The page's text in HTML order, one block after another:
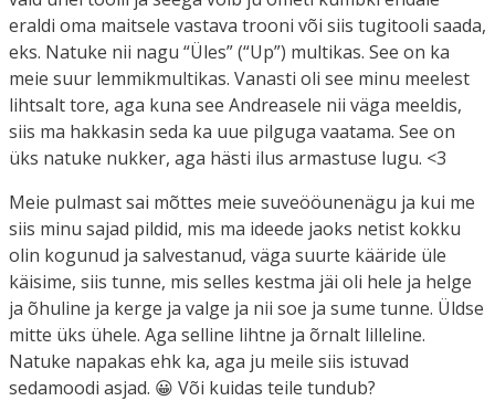
eraldi oma maitsele vastava trooni või siis tugitooli saada,
eks. Natuke nii nagu “Üles” (“Up”) multikas. See on ka
meie suur lemmikmultikas. Vanasti oli see minu meelest
lihtsalt tore, aga kuna see Andreasele nii väga meeldis,
siis ma hakkasin seda ka uue pilguga vaatama. See on
üks natuke nukker, aga hästi ilus armastuse lugu. <3
Meie pulmast sai mõttes meie suveööunenägu ja kui me
siis minu sajad pildid, mis ma ideede jaoks netist kokku
olin kogunud ja salvestanud, väga suurte kääride üle
käisime, siis tunne, mis selles kestma jäi oli hele ja helge
ja õhuline ja kerge ja valge ja nii soe ja sume tunne. Üldse
mitte üks ühele. Aga selline lihtne ja õrnalt lilleline.
Natuke napakas ehk ka, aga ju meile siis istuvad
sedamoodi asjad. 😀 Või kuidas teile tundub?